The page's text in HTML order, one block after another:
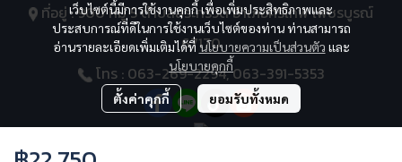
เว็บไซต์นี้มีการใช้งานคุกกี้ เพื่อเพิ่มประสิทธิภาพและ
ประสบการณ์ที่ดีในการใช้งานเว็บไซต์ของท่าน ท่านสามารถ
อ่านรายละเอียดเพิ่มเติมได้ที่ นโยบายความเป็นส่วนตัว และ
นโยบายคุกกี้
ตั้งค่าคุกกี้ ยอมรับทั้งหมด
ที่อยู่ : 900 หมู่ 5 ตำบลสระกรวด อำเภอศรีเทพ เพชรบูรณ์
67170
โทร : 063-269-2294, 063-391-5353